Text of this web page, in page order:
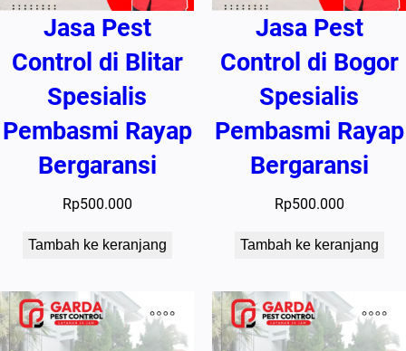
Jasa Pest
Control di Blitar
Spesialis
Pembasmi Rayap
Bergaransi
Rp500.000
Tambah ke keranjang
Jasa Pest
Control di Bogor
Spesialis
Pembasmi Rayap
Bergaransi
Rp500.000
Tambah ke keranjang